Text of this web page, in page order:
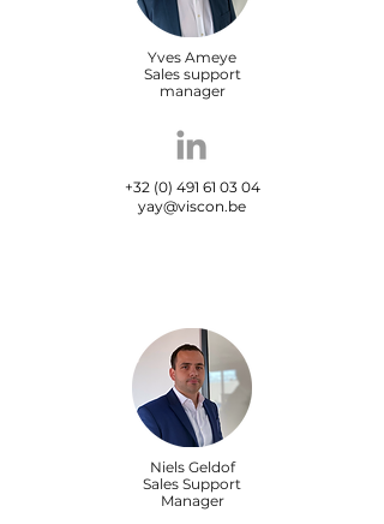
Yves Ameye
Sales support
manager
+32 (0) 491 61 03 04
yay@viscon.be
Niels Geldof
Sales Support
Manager